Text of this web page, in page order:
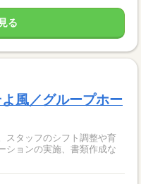
る
風／グループホー
スタッフのシフト調整や育
ションの実施、書類作成な